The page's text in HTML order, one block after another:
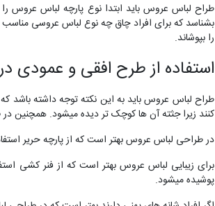
طراح لباس عروس باید ابتدا نوع پارچه لباس عروس
بشناسد که برای افراد چاق چه نوع لباس عروسی
را بپوشاند.
استفاده از طرح افقی و عمودی
طراح لباس عروس باید به این نکته توجه داشته باشد
کنند زیرا جثته آن ها کوچک تر دیده میشود. همچنین
در طراحی لباس عروس بهتر است که از پارچه حریر
برای زیبایی لباس عروس بهتر است که از فنر کشی
پوشیده میشود.